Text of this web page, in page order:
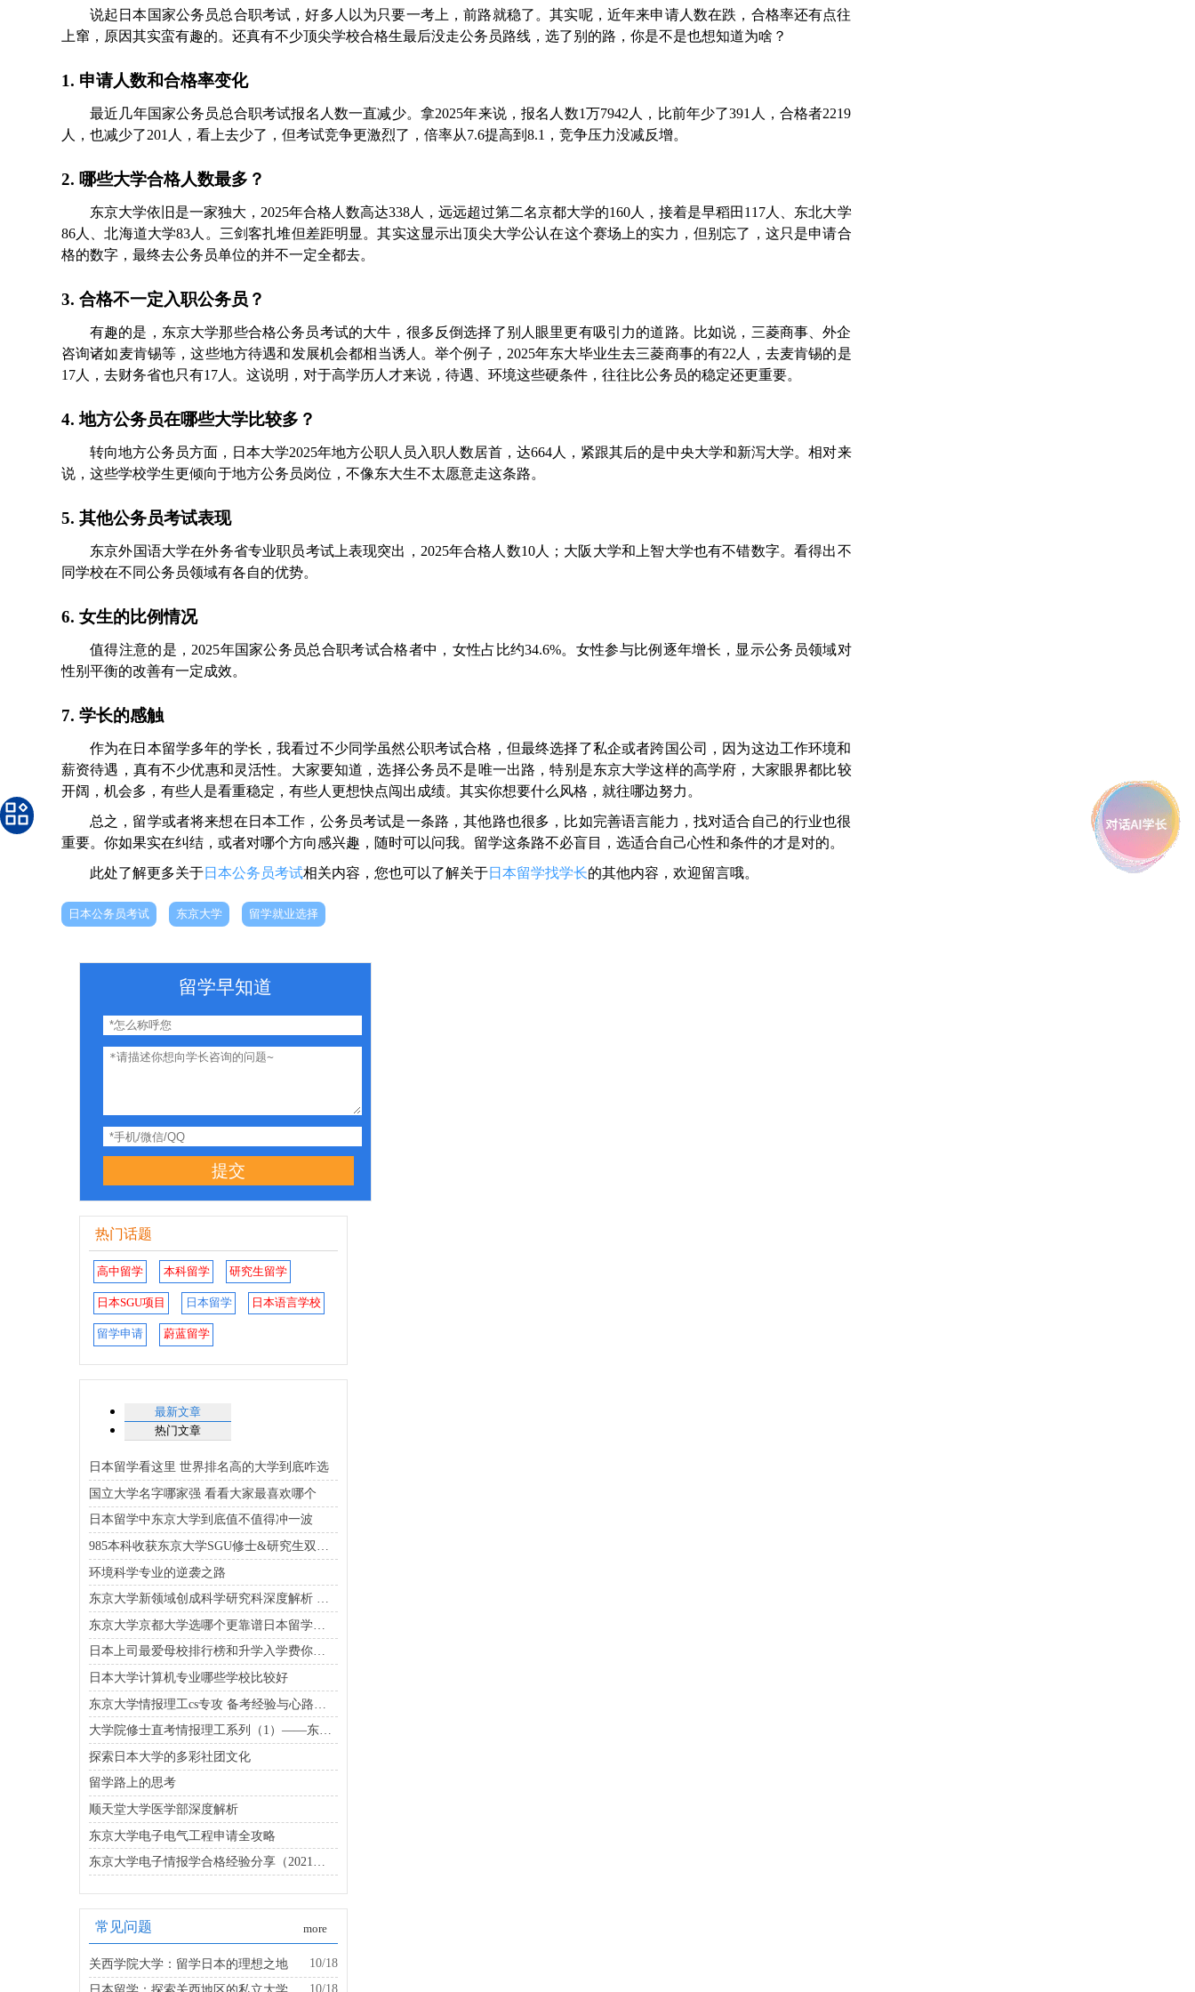
说起日本国家公务员总合职考试，好多人以为只要一考上，前路就稳了。其实呢，近年来申请人数在跌，合格率还有点往
上窜，原因其实蛮有趣的。还真有不少顶尖学校合格生最后没走公务员路线，选了别的路，你是不是也想知道为啥？
1. 申请人数和合格率变化
最近几年国家公务员总合职考试报名人数一直减少。拿2025年来说，报名人数1万7942人，比前年少了391人，合格者2219
人，也减少了201人，看上去少了，但考试竞争更激烈了，倍率从7.6提高到8.1，竞争压力没减反增。
2. 哪些大学合格人数最多？
东京大学依旧是一家独大，2025年合格人数高达338人，远远超过第二名京都大学的160人，接着是早稻田117人、东北大学
86人、北海道大学83人。三剑客扎堆但差距明显。其实这显示出顶尖大学公认在这个赛场上的实力，但别忘了，这只是申请合
格的数字，最终去公务员单位的并不一定全都去。
3. 合格不一定入职公务员？
有趣的是，东京大学那些合格公务员考试的大牛，很多反倒选择了别人眼里更有吸引力的道路。比如说，三菱商事、外企
咨询诸如麦肯锡等，这些地方待遇和发展机会都相当诱人。举个例子，2025年东大毕业生去三菱商事的有22人，去麦肯锡的是
17人，去财务省也只有17人。这说明，对于高学历人才来说，待遇、环境这些硬条件，往往比公务员的稳定还更重要。
4. 地方公务员在哪些大学比较多？
转向地方公务员方面，日本大学2025年地方公职人员入职人数居首，达664人，紧跟其后的是中央大学和新泻大学。相对来
说，这些学校学生更倾向于地方公务员岗位，不像东大生不太愿意走这条路。
5. 其他公务员考试表现
东京外国语大学在外务省专业职员考试上表现突出，2025年合格人数10人；大阪大学和上智大学也有不错数字。看得出不
同学校在不同公务员领域有各自的优势。
6. 女生的比例情况
值得注意的是，2025年国家公务员总合职考试合格者中，女性占比约34.6%。女性参与比例逐年增长，显示公务员领域对
性别平衡的改善有一定成效。
7. 学长的感触
作为在日本留学多年的学长，我看过不少同学虽然公职考试合格，但最终选择了私企或者跨国公司，因为这边工作环境和
薪资待遇，真有不少优惠和灵活性。大家要知道，选择公务员不是唯一出路，特别是东京大学这样的高学府，大家眼界都比较
开阔，机会多，有些人是看重稳定，有些人更想快点闯出成绩。其实你想要什么风格，就往哪边努力。
总之，留学或者将来想在日本工作，公务员考试是一条路，其他路也很多，比如完善语言能力，找对适合自己的行业也很
重要。你如果实在纠结，或者对哪个方向感兴趣，随时可以问我。留学这条路不必盲目，选适合自己心性和条件的才是对的。
此处了解更多关于日本公务员考试相关内容，您也可以了解关于日本留学找学长的其他内容，欢迎留言哦。
日本公务员考试 东京大学 留学就业选择
留学早知道
提交
热门话题
高中留学 本科留学 研究生留学
日本SGU项目 日本留学 日本语言学校
留学申请 蔚蓝留学
最新文章
热门文章
日本留学看这里 世界排名高的大学到底咋选
国立大学名字哪家强 看看大家最喜欢哪个
日本留学中东京大学到底值不值得冲一波
环境科学专业的逆袭之路
东京大学新领域创成科学研究科深度解析 新学问的探索之旅
日本上司最爱母校排行榜和升学入学费你知道多少
日本大学计算机专业哪些学校比较好
大学院修士直考情报理工系列（1）——东京大学
探索日本大学的多彩社团文化
留学路上的思考
顺天堂大学医学部深度解析
东京大学电子电气工程申请全攻略
东京大学电子情报学合格经验分享（2021年度冬入试）
常见问题 more
关西学院大学：留学日本的理想之地
10/18
10/18